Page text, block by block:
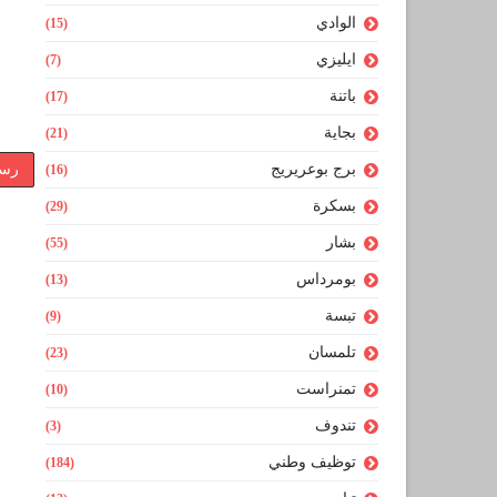
الوادي (15)
ايليزي (7)
باتنة (17)
بجاية (21)
برج بوعريريج (16)
بسكرة (29)
بشار (55)
بومرداس (13)
تبسة (9)
تلمسان (23)
تمنراست (10)
تندوف (3)
توظيف وطني (184)